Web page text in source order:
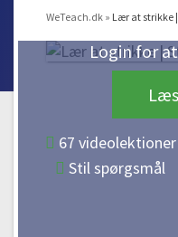
WeTeach.dk » Lær at strikke
Login for
67 videolektioner
Stil spørgsmål